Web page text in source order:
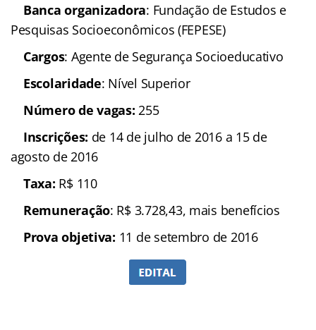
Banca organizadora
Fundação de Estudos e Pesquisas
Socioeconômicos (FEPESE)
Cargos
Segurança Socioeducativo
Superior
de 2016 a 15 de agosto de 2016
Taxa:R$ 110
Remuneração
3.728,43, mais benefícios